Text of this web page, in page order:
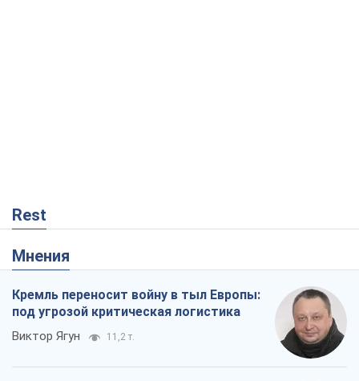
Rest
Мнения
Кремль переносит войну в тыл Европы:
под угрозой критическая логистика
Виктор Ягун 11,2 т.